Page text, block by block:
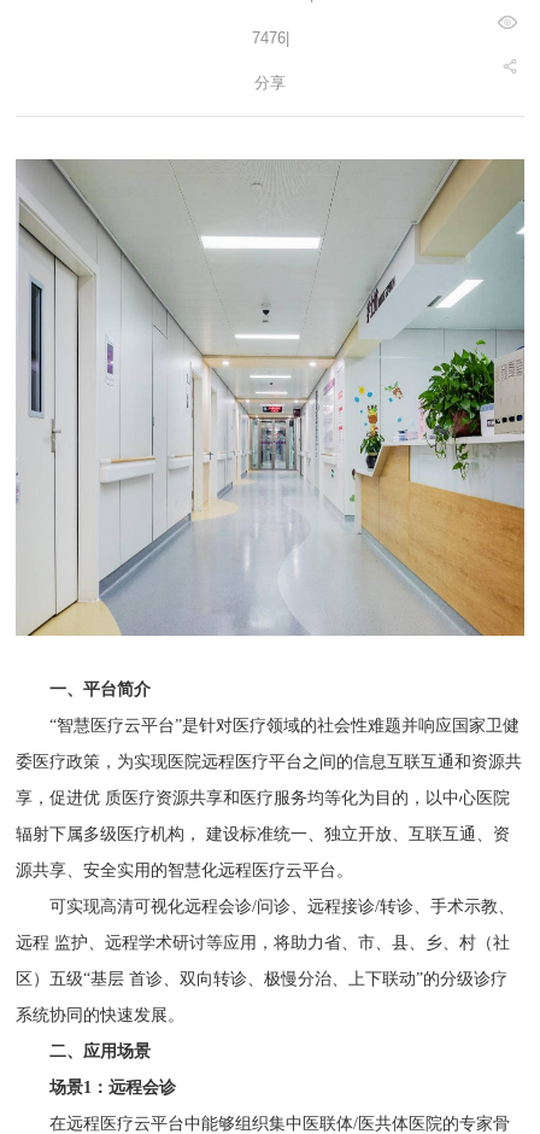
7476|
分享
一、平台简介
“智慧医疗云平台”是针对医疗领域的社会性难题并响应国家卫健
委医疗政策，为实现医院远程医疗平台之间的信息互联互通和资源共
享，促进优 质医疗资源共享和医疗服务均等化为目的，以中心医院
辐射下属多级医疗机构， 建设标准统一、独立开放、互联互通、资
源共享、安全实用的智慧化远程医疗云平台。
可实现高清可视化远程会诊/问诊、远程接诊/转诊、手术示教、
远程 监护、远程学术研讨等应用，将助力省、市、县、乡、村（社
区）五级“基层 首诊、双向转诊、极慢分治、上下联动”的分级诊疗
系统协同的快速发展。
二、应用场景
场景1：远程会诊
在远程医疗云平台中能够组织集中医联体/医共体医院的专家骨